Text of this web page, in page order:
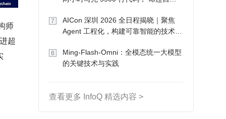
师
超
7
AICon 深圳 2026 全日程揭晓｜聚焦
Agent 工程化，构建可靠智能的技术路
8
Ming-Flash-Omni：全模态统一大模型
的关键技术与实践
查看更多 InfoQ 精选内容 >